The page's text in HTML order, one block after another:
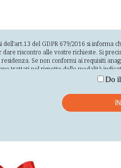
dell'art.13 del GDPR 679/2016 si informa
dare riscontro alle vostre richieste. Si
Se non conformi ai requisiti
trattati nel rispetto delle modalità
dell'interessato; raccolti per finalità
degli interessati per un
sicurezza dei dati personali,
dalla distruzione o dal danno accidentali.
per il tempo strettamente
Do il